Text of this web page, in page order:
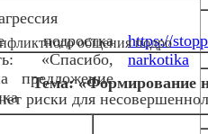
подростка
«Спасибо,
предложение
https://
narkotika
риски для
общения подро
Тема: «Формирование